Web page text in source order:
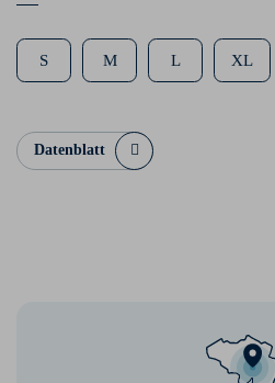
S M L XL
Datenblatt